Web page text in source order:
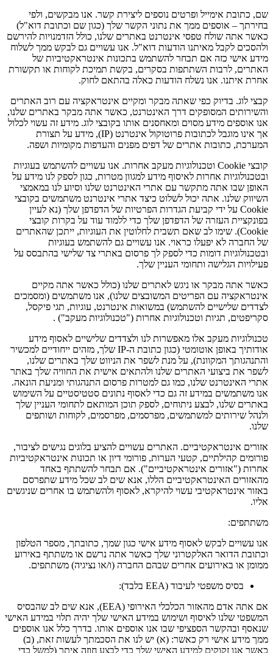
שם, כתובת אימייל ופרטים נוספים ליצירת קשר. אנו מבקשים, ולפי
בחירתך – אוספים ממך את נתוני הקשר שלך (כגון שם וכתובת דוא"ל)
כאשר אתה שולח טפסי אינטרנט באתרים שלנו, כולל הזדמנויות להירשם
ולהסכים לקבל מאיתנו הודעות דוא"ל. אנו עשויים גם לבקש ממך לשלוח
מידע אישי כזה אם תבחר להשתמש בתכונות אינטראקטיביות של
האתרים, לרבות השתתפות בסקרים, בקשת תמיכת לקוחות או תקשורת
אחרת איתנו. אנו נשלח הודעות כאלה בהתאם לחוק.
קבצי לוג. בדיוק כפי שאתה מבקר ומקיים אינטראקציה עם רוב האתרים
והשירותים המסופקים דרך האינטרנט, כאשר אתה מבקר באתרים שלנו,
אנו אוספים מידע מסוים ומאחסנים אותו בקובצי לוג. מידע זה עשוי לכלול
אך אינו מוגבל לכתובות פרוטוקול אינטרנט (IP), מידע על תצורת
המערכת, כתובות אתרים של דפים מפנים והעדפות מקומיות ושפה.
קובצי Cookie וטכנולוגיות מעקב אחרות. אנו עשויים להשתמש בעוגיות
ובטכנולוגיות אחרות לאיסוף מידע למגוון מטרות, כגון לספק לנו מידע על
האופן שבו אתה מתקשר עם אתרי האינטרנט שלנו וסיוע לנו במאמצי
השיווק שלנו. אתה יכול לשלוט כיצד אתרי אינטרנט משתמשים בקובצי
Cookie על ידי קביעת הגדרות הפרטיות של הדפדפן שלך (נא לעיין
בפונקציית העזרה של הדפדפן שלך כדי ללמוד עוד על בקרות קובצי
Cookie). שימו לב שאם תשבית לחלוטין את העוגיות, ייתכן שהאתרים
של החברה לא יפעלו כראוי. אנו עשויים גם להשתמש בעוגיות
ובטכנולוגיות דומות כדי לספק לך פרסום באתרי צד שלישי בהתבסס על
פעילויות הגלישה ותחומי העניין שלך.
כאשר אתה מבקר או ניגש לאתרים שלנו (כולל כאשר אתה מקיים
אינטראקציה עם הפריטים המשובצים שלנו), אנו משתמשים (ומסמכים
לצדדים שלישיים להשתמש) במשואות אינטרנט, עוגיות, תגי פיקסל,
סקריפטים, תגיות וטכנולוגיות אחרות ("טכנולוגיות מעקב") .
טכנולוגיות מעקב אלו מאפשרות לנו ולצדדים שלישיים לאסוף מידע
אודותיך באופן אוטומטי (כגון כתובת ה-IP שלך, מזהים ייחודיים למכשיר
והתנהגותך המקוונת), על מנת לשפר את הניווט שלך באתרים שלנו,
לשפר את ביצועי האתרים שלנו ולהתאים אישית את החוויה שלך באתר
אתרי האינטרנט שלנו, כמו גם למטרות פרסום התנהגותי ומניעת הונאה.
אנו משתמשים במידע זה גם כדי לאסוף נתונים סטטיסטיים על השימוש
באתרים שלנו, לבצע ניתוחים, לספק תוכן המותאם לתחומי העניין שלך
ולנהל שירותים למשתמשים, מפרסמים, מפרסמים, לקוחות ושותפים
שלנו.
אזורים אינטראקטיביים. האתרים עשויים להציע בלוגים נגישים לציבור,
פורומים קהילתיים, קטעי הערות, פורומי דיון או תכונות אינטראקטיביות
אחרות ("אזורים אינטראקטיביים"). אם תבחר להשתתף באחד
מהאזורים האינטראקטיביים הללו, אנא שים לב שכל מידע שתפרסם
באזור אינטראקטיבי עשוי להיקרא, לאסוף ולהשתמש בו אחרים שניגשים
אליו.
משתתפים:
אנו עשויים לבקש לאסוף מידע אישי כגון שמך, כתובתך, מספר הטלפון
וכתובת הדואר האלקטרוני שלך כאשר אתה נרשם או משתתף באירוע
ממומן או באירועים אחרים שבהם החברה (ו/או נציגיה) משתתפים.
בסיס משפטי לעיבוד (EEA בלבד):
אם אתה אדם מהאזור הכלכלי האירופי (EEA), אנא שים לב שהבסיס
המשפטי שלנו לאיסוף ושימוש במידע האישי שלך יהיה תלוי במידע האישי
שנאסף ובהקשר הספציפי שבו אנו אוספים אותו. בדרך כלל אנו אוספים
ממך מידע אישי רק כאשר: (א) יש לנו את הסכמתך לעשות זאת, (ב)
כאשר אנו זקוקים למידע האישי שלך כדי לבצע חוזה איתך (למשל כדי